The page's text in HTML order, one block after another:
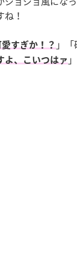
！
愛すぎか！？ 」
よ、こいつはァ